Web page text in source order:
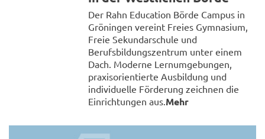
Der Rahn Education Börde Campus in
Gröningen vereint Freies Gymnasium,
Freie Sekundarschule und
Berufsbildungszentrum unter einem
Dach. Moderne Lernumgebungen,
praxisorientierte Ausbildung und
individuelle Förderung zeichnen die
Einrichtungen aus. Mehr